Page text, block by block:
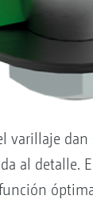
varillaje
al detalle.